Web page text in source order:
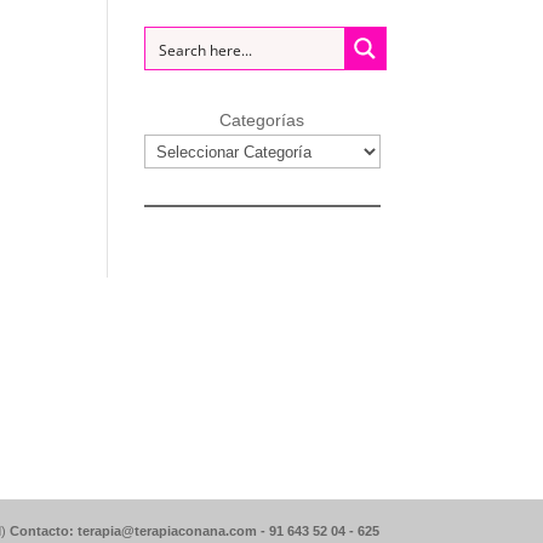
Categorías
Contacto: terapia@terapiaconana.com - 91 643 52 04 - 625